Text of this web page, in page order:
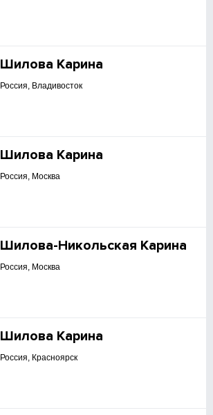
Шилова Карина
Россия, Владивосток
Шилова Карина
Россия, Москва
Шилова-Никольская Карина
Россия, Москва
Шилова Карина
Россия, Красноярск